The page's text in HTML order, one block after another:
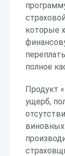
которые
полное
Продукт
ущерб,